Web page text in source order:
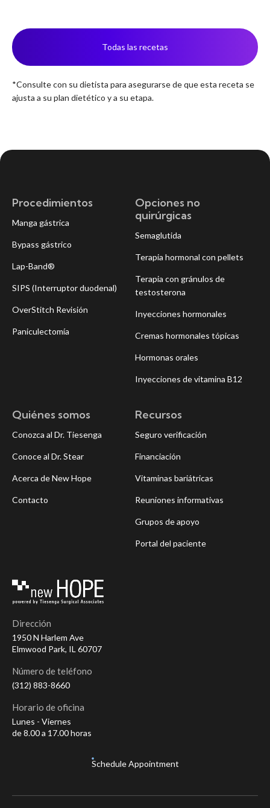
Todas las recetas
*Consulte con su dietista para asegurarse de que esta receta se
ajusta a su plan dietético y a su etapa.
Procedimientos
Manga gástrica
Bypass gástrico
Lap-Band®
SIPS (Interruptor duodenal)
OverStitch Revisión
Paniculectomía
Opciones no
quirúrgicas
Semaglutida
Terapia hormonal con pellets
Terapia con gránulos de
testosterona
Inyecciones hormonales
Cremas hormonales tópicas
Hormonas orales
Inyecciones de vitamina B12
Recursos
Seguro verificación
Financiación
Vitaminas bariátricas
Reuniones informativas
Grupos de apoyo
Portal del paciente
Schedule Appointment
Quiénes somos
Conozca al Dr. Tiesenga
Conoce al Dr. Stear
Acerca de New Hope
Contacto
Dirección
1950 N Harlem Ave
Elmwood Park, IL 60707
Número de teléfono
(312) 883-8660
Horario de oficina
Lunes - Viernes
de 8.00 a 17.00 horas